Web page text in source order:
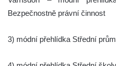
Bezpečnostně právní činnost
3) módní přehlídka Střední